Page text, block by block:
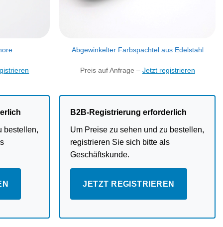
bestellen,
Abgewinkelter Farbspachtel aus Edelstahl
Preis auf Anfrage – Jetzt registrieren
B2B-Registrierung erforderlich
Um Preise zu sehen und zu bestellen,
registrieren Sie sich bitte als
Geschäftskunde.
JETZT REGISTRIEREN